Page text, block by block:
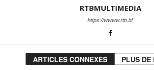
RTBMULTIMEDIA
https://wwww.rtb.bf
ARTICLES CONNEXES PLUS DE